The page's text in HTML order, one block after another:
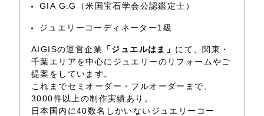
GIA G.G（米国宝石学会公認鑑定士）
ジュエリーコーディネーター1級
AIGISの運営企業 「ジュエルはま」 にて、関東・
千葉エリアを中心にジュエリーのリフォームやご
提案をしています。
これまでセミオーダー・フルオーダーまで、
3000件以上の制作実績あり。
日本国内に40数名しかいないジュエリーコー